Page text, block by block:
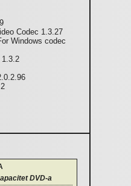
Codec 1.3.27
Windows codec
1.3.2
DVD-a